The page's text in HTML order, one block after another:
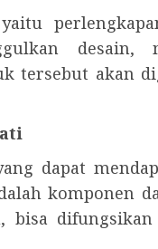
tersebut akan
dapat
komponen